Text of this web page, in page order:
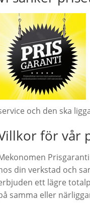
och den ska
för vår
din verkstad och
ett lägre
samma eller